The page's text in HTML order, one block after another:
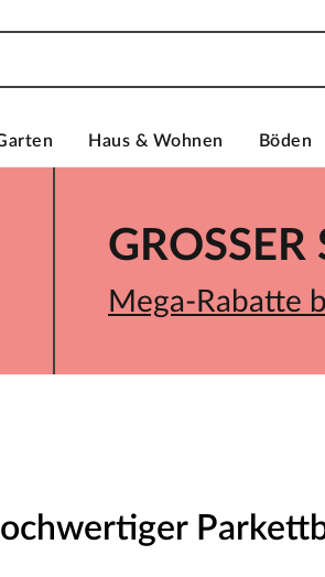
Haus & Wohnen Böden
GROSSER
Mega-Rabatte